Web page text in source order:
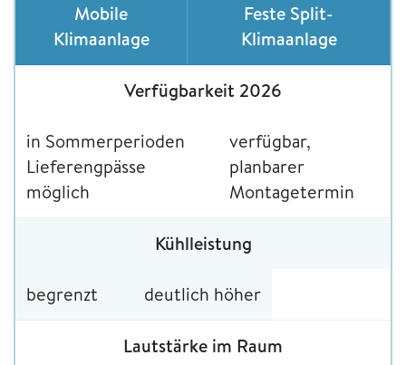
Mobile
Klimaanlage
Feste Split-
Klimaanlage
Verfügbarkeit 2026
in Sommerperioden
Lieferengpässe
möglich
verfügbar,
planbarer
Montagetermin
Kühlleistung
begrenzt deutlich höher
Lautstärke im Raum